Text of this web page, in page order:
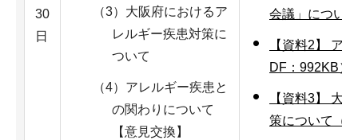
30
日
（3）大阪府におけるア
レルギー疾患対策に
ついて
（4）アレルギー疾患と
の関わりについて
【意見交換】
会議」につい
【資料2】 ア
DF：992KB）
【資料3】 大
策について（